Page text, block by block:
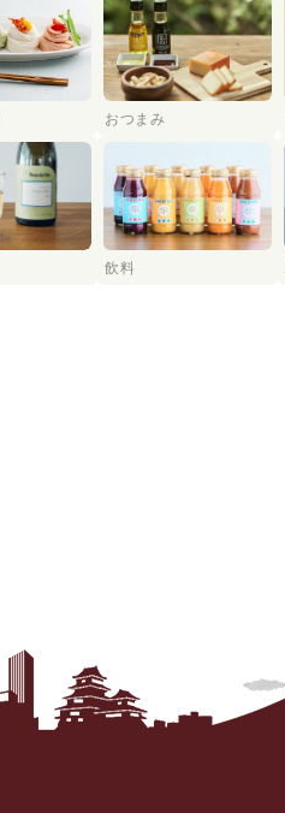
おつまみ
飲料